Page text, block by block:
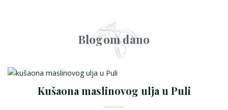
Blogom dano
Kušaona maslinovog ulja u Puli